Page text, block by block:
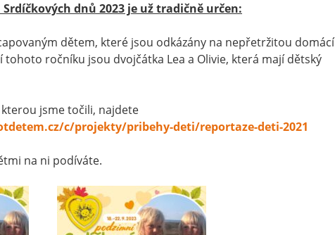
dnů 2023 je už tradičně určen:
dětem, které jsou odkázány na nepřetržitou domácí
tohoto ročníku jsou dvojčátka Lea a Olivie, která mají dětský
jsme točili, najdete
c/projekty/pribehy-deti/reportaze-deti-2021
na ni podíváte.